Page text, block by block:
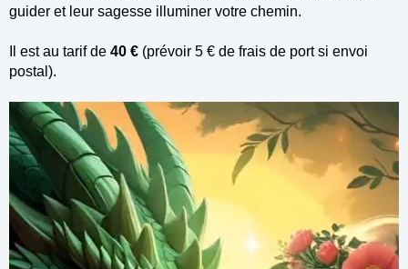
guider et leur sagesse illuminer votre chemin.
Il est au tarif de 40 € (prévoir 5 € de frais de port si envoi
postal).